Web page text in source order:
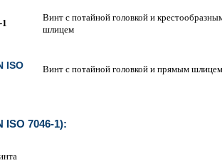
Винт с потайной головкой и
шлицем
ISO
Винт с потайной головкой и прямым шлицем
ISO 7046-1):